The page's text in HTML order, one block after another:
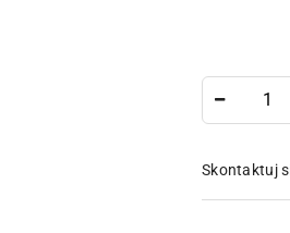
Skontaktuj